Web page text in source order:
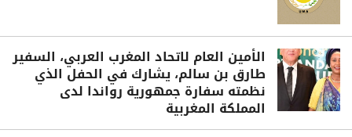
الأمين العام لاتحاد المغرب العربي، السفير
طارق بن سالم، يشارك في الحفل الذي
نظمته سفارة جمهورية رواندا لدى
المملكة المغربية